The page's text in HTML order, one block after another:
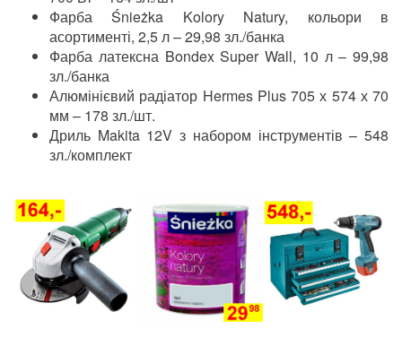
Фарба Śnieżka Kolory Natury, кольори в
асортименті, 2,5 л – 29,98 зл./банка
Фарба латексна Bondex Super Wall, 10 л – 99,98
зл./банка
Алюмінієвий радіатор Hermes Plus 705 х 574 х 70
мм – 178 зл./шт.
Дриль Makita 12V з набором інструментів – 548
зл./комплект